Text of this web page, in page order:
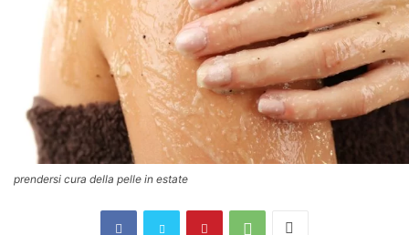
prendersi cura della pelle in estate